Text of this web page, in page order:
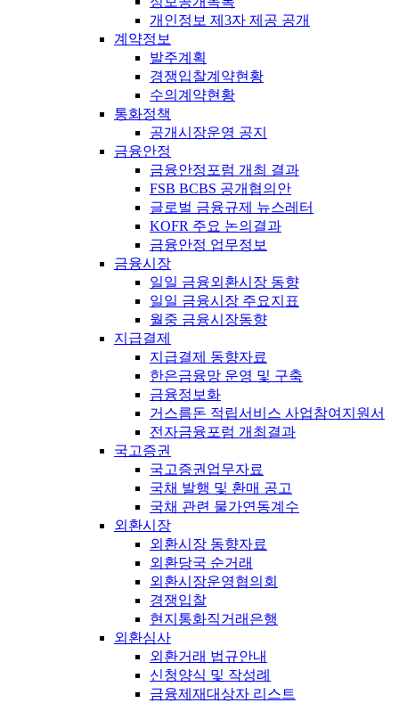
개인정보 제3자 제공 공개
계약정보
발주계획
경쟁입찰계약현황
수의계약현황
통화정책
공개시장운영 공지
금융안정
금융안정포럼 개최 결과
FSB BCBS 공개협의안
글로벌 금융규제 뉴스레터
KOFR 주요 논의결과
금융안정 업무정보
금융시장
일일 금융외환시장 동향
일일 금융시장 주요지표
월중 금융시장동향
지급결제
지급결제 동향자료
한은금융망 운영 및 구축
금융정보화
거스름돈 적립서비스 사업참여지원서
전자금융포럼 개최결과
국고증권
국고증권업무자료
국채 발행 및 환매 공고
국채 관련 물가연동계수
외환시장
외환시장 동향자료
외환당국 순거래
외환시장운영협의회
경쟁입찰
현지통화직거래은행
외환심사
외환거래 법규안내
신청양식 및 작성례
금융제재대상자 리스트